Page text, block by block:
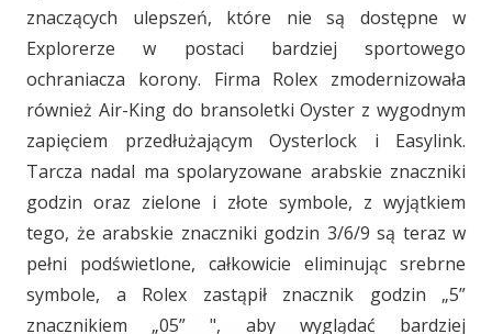
znaczących ulepszeń, które nie są dostępne w
Explorerze w postaci bardziej sportowego
ochraniacza korony. Firma Rolex zmodernizowała
również Air-King do bransoletki Oyster z wygodnym
zapięciem przedłużającym Oysterlock i Easylink.
Tarcza nadal ma spolaryzowane arabskie znaczniki
godzin oraz zielone i złote symbole, z wyjątkiem
tego, że arabskie znaczniki godzin 3/6/9 są teraz w
pełni podświetlone, całkowicie eliminując srebrne
symbole, a Rolex zastąpił znacznik godzin „5”
znacznikiem „05” ", aby wyglądać bardziej